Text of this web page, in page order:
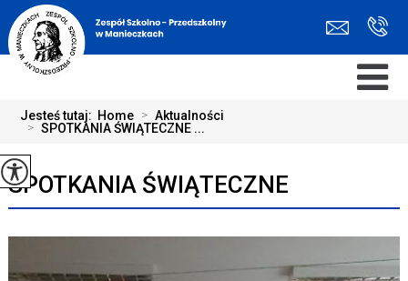
Jesteś tutaj: Home > Aktualności
> SPOTKANIA ŚWIĄTECZNE ...
SPOTKANIA ŚWIĄTECZNE